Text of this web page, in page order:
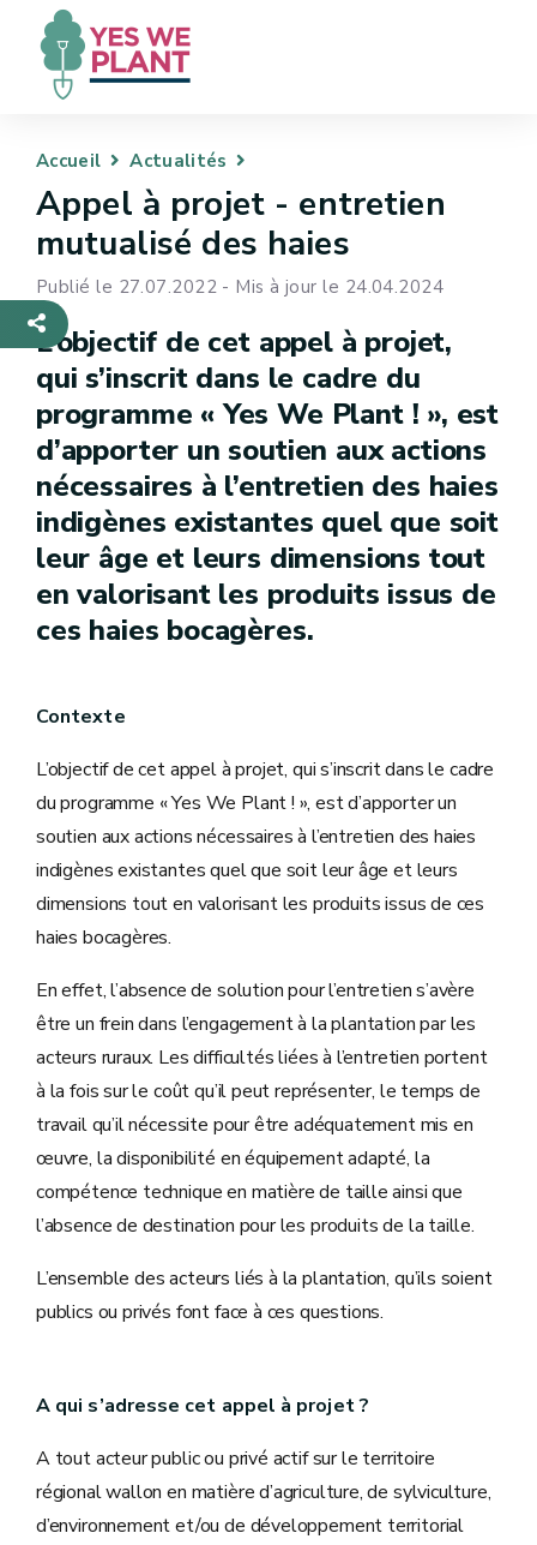
Accueil Actualités
Appel à projet - entretien
mutualisé des haies
Publié le 27.07.2022 - Mis à jour le 24.04.2024
L’objectif de cet appel à projet,
qui s’inscrit dans le cadre du
programme « Yes We Plant ! », est
d’apporter un soutien aux actions
nécessaires à l’entretien des haies
indigènes existantes quel que soit
leur âge et leurs dimensions tout
en valorisant les produits issus de
ces haies bocagères.
Contexte
L’objectif de cet appel à projet, qui s’inscrit dans le cadre
du programme « Yes We Plant ! », est d’apporter un
soutien aux actions nécessaires à l’entretien des haies
indigènes existantes quel que soit leur âge et leurs
dimensions tout en valorisant les produits issus de ces
haies bocagères.
En effet, l’absence de solution pour l’entretien s’avère
être un frein dans l’engagement à la plantation par les
acteurs ruraux. Les difficultés liées à l’entretien portent
à la fois sur le coût qu’il peut représenter, le temps de
travail qu’il nécessite pour être adéquatement mis en
œuvre, la disponibilité en équipement adapté, la
compétence technique en matière de taille ainsi que
l’absence de destination pour les produits de la taille.
L’ensemble des acteurs liés à la plantation, qu’ils soient
publics ou privés font face à ces questions.
A qui s’adresse cet appel à projet ?
A tout acteur public ou privé actif sur le territoire
régional wallon en matière d’agriculture, de sylviculture,
d’environnement et/ou de développement territorial